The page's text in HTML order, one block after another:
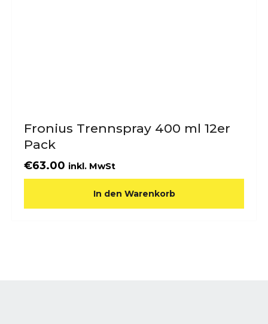
Fronius Trennspray 400 ml 12er
Pack
€63.00 inkl. MwSt
In den Warenkorb